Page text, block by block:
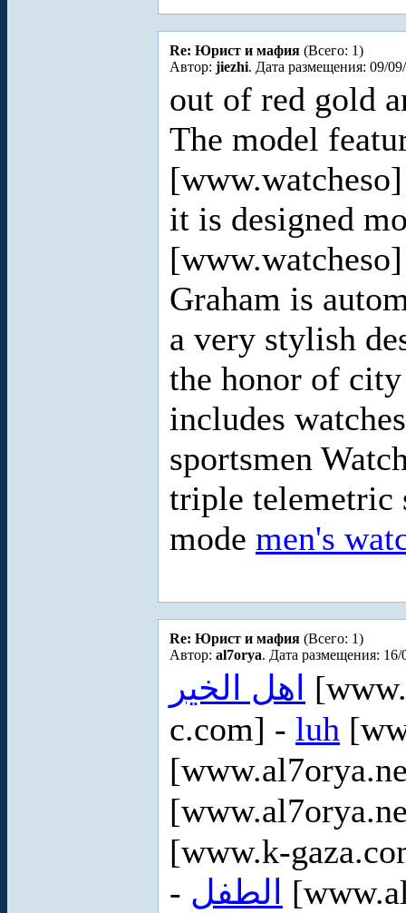
Re: Юрист и мафия (Всего: 1)
Автор: jiezhi. Дата размещения: 09/
out of red gold
The model
it is designed
Graham is
a very stylish
the honor of
includes
sportsmen
triple telemetric
mode men's
Re: Юрист и мафия (Всего: 1)
Автор: al7orya. Дата размещения: 16/
اهل الخير
c.com] - luh
[www.k-
- الطفل